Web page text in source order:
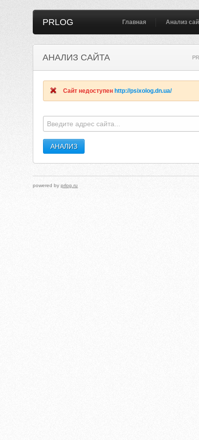
PRLOG Главная Анализ
АНАЛИЗ САЙТА
Сайт недоступен http://psixolog.dn.ua/
powered byprlog.ru